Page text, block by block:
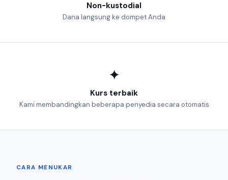
Non-kustodial
Dana langsung ke dompet Anda
✦
Kurs terbaik
Kami membandingkan beberapa penyedia secara otomatis
CARA MENUKAR